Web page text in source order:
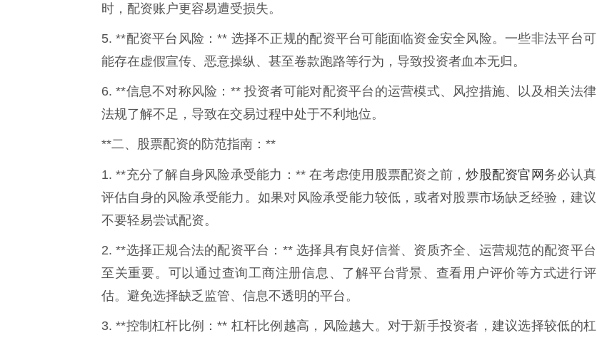
时，配资账户更容易遭受损失。
5. **配资平台风险：** 选择不正规的配资平台可能面临资金安全风险。一些非法平台可
能存在虚假宣传、恶意操纵、甚至卷款跑路等行为，导致投资者血本无归。
6. **信息不对称风险：** 投资者可能对配资平台的运营模式、风控措施、以及相关法律
法规了解不足，导致在交易过程中处于不利地位。
**二、股票配资的防范指南：**
1. **充分了解自身风险承受能力：** 在考虑使用股票配资之前，炒股配资官网务必认真
评估自身的风险承受能力。如果对风险承受能力较低，或者对股票市场缺乏经验，建议
不要轻易尝试配资。
2. **选择正规合法的配资平台：** 选择具有良好信誉、资质齐全、运营规范的配资平台
至关重要。可以通过查询工商注册信息、了解平台背景、查看用户评价等方式进行评
估。避免选择缺乏监管、信息不透明的平台。
3. **控制杠杆比例：** 杠杆比例越高，风险越大。对于新手投资者，建议选择较低的杠